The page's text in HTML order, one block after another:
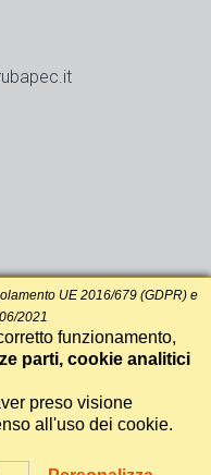
al Venerdì
Siti Web Itala
UE 2016/679 (GDPR) e
2021
funzionamento,
parti, cookie analitici
preso visione
all'uso dei cookie.